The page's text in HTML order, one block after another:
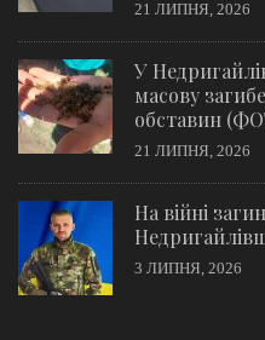
21 ЛИПНЯ, 2026
У
масову
обставин
21 ЛИПНЯ, 2026
На війні
3 ЛИПНЯ, 2026